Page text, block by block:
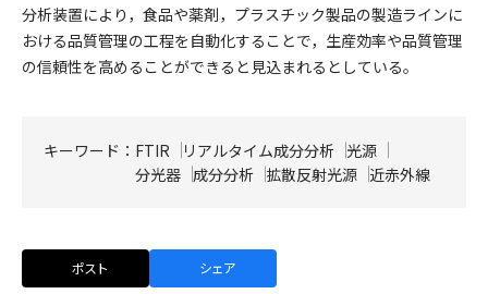
分析装置により，食品や薬剤，プラスチック製品の製造ラインに
おける品質管理の工程を自動化することで，生産効率や品質管理
の信頼性を高めることができると見込まれるとしている。
キーワード： FTIR リアルタイム成分分析 光源
分光器 成分分析 拡散反射光源 近赤外線
ポスト シェア